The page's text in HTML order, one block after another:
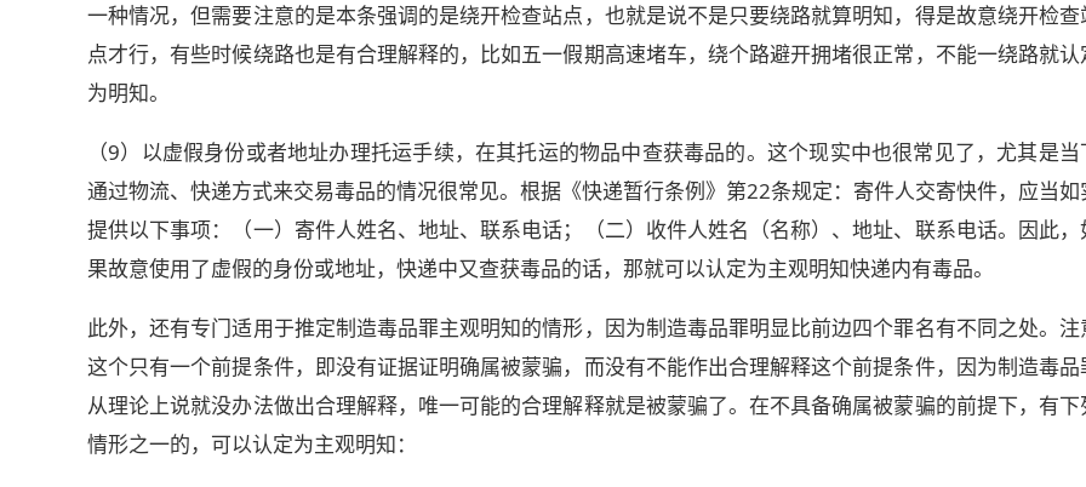
一种情况，但需要注意的是本条强调的是绕开检查站点，也就是说不是只要绕路就算明知，得是故意绕开检查
点才行，有些时候绕路也是有合理解释的，比如五一假期高速堵车，绕个路避开拥堵很正常，不能一绕路就认
为明知。
（9）以虚假身份或者地址办理托运手续，在其托运的物品中查获毒品的。这个现实中也很常见了，尤其是当
通过物流、快递方式来交易毒品的情况很常见。根据《快递暂行条例》第22条规定：寄件人交寄快件，应当如
提供以下事项：（一）寄件人姓名、地址、联系电话；（二）收件人姓名（名称）、地址、联系电话。因此，
果故意使用了虚假的身份或地址，快递中又查获毒品的话，那就可以认定为主观明知快递内有毒品。
此外，还有专门适用于推定制造毒品罪主观明知的情形，因为制造毒品罪明显比前边四个罪名有不同之处。注
这个只有一个前提条件，即没有证据证明确属被蒙骗，而没有不能作出合理解释这个前提条件，因为制造毒品
从理论上说就没办法做出合理解释，唯一可能的合理解释就是被蒙骗了。在不具备确属被蒙骗的前提下，有下
情形之一的，可以认定为主观明知：